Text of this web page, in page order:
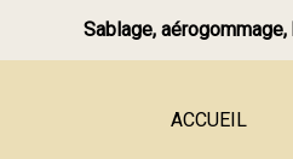
Sablage,
ACCUEIL